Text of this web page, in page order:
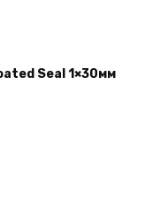
Seal 1×30мм